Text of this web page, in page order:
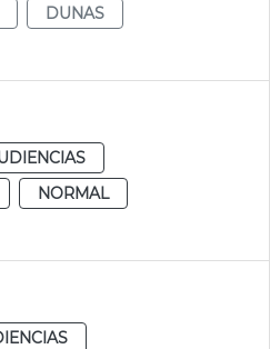
DUNAS
NORMAL